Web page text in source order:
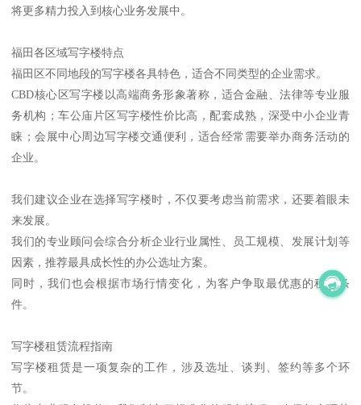
将更多精力投入到核心业务发展中。
福田各区域写字楼特点
福田区不同地段的写字楼各具特色，适合不同类型的企业需求。
CBD核心区写字楼以高端商务形象著称，适合金融、法律等专业服
务机构；车公庙片区写字楼性价比高，配套成熟，深受中小企业青
睐；会展中心周边写字楼交通便利，适合经常需要举办商务活动的
企业。
我们建议企业在选择写字楼时，不仅要考虑当前需求，还要着眼未
来发展。
我们的专业顾问会综合分析企业行业属性、员工规模、发展计划等
因素，推荐最具成长性的办公选址方案。
同时，我们也会根据市场行情变化，为客户争取最优惠的租赁条
件。
写字楼租赁流程指南
写字楼租赁是一项复杂的工作，涉及选址、谈判、签约等多个环
节。